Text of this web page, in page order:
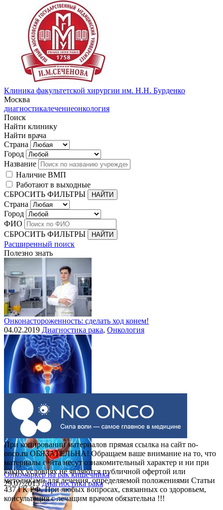
Клиника факультетской хирургии им. Н.Н. Бурденко
Москва
диагностикалечениеонкология
Поиск
Найти клинику
Найти врача
Страна
Город
Название
Наличие ВМП
Работают в выходные
СБРОСИТЬ ФИЛЬТРЫ
Страна
Город
ФИО
СБРОСИТЬ ФИЛЬТРЫ
Расширенный поиск
Полезно знать
Онконастороженность: сделать ход конем!
04.02.2019 Диагностика рака, Онкология
Выделения при раке шейки матки
30.07.2015 Рак шейки матки
Онкомаркер на рак кишечника
29.07.2015 Диагностика рака
При копировании материалов прямая ссылка на сайт no-
onco.ru ОБЯЗАТЕЛЬНА! Обращаем ваше внимание на то, что
материалы сайта несут ознакомительный характер и ни при
каких условиях не являются публичной офертой или
методиками для лечения, определяемой положениями Статьи
437 ГК РФ. При любых вопросах, связанных со здоровьем,
консультация с лечащим врачом обязательна !!!